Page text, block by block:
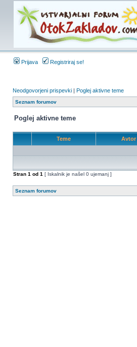
Prijava Registriraj se!
Neodgovorjeni prispevki | Poglej aktivne teme
Seznam forumov
Poglej aktivne teme
Teme Avtor
Stran 1 od 1 [ Iskalnik je našel 0 ujemanj ]
Seznam forumov